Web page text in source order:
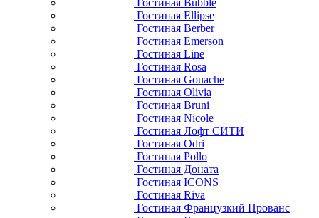
Гостиная Ellipse
Гостиная Berber
Гостиная Emerson
Гостиная Line
Гостиная Rosa
Гостиная Gouache
Гостиная Olivia
Гостиная Bruni
Гостиная Nicole
Гостиная Лофт СИТИ
Гостиная Odri
Гостиная Pollo
Гостиная Доната
Гостиная ICONS
Гостиная Riva
Гостиная Французкий Прованс